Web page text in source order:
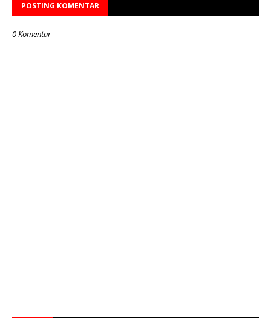
POSTING KOMENTAR
0 Komentar